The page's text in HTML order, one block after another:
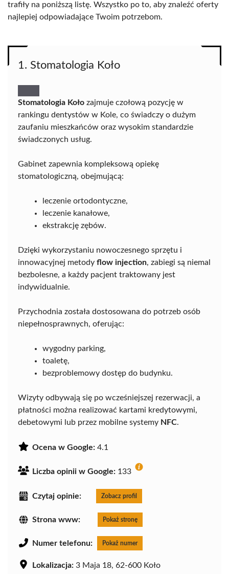
trafiły na poniższą listę. Wszystko po to, aby znaleźć oferty
najlepiej odpowiadające Twoim potrzebom.
1. Stomatologia Koło
Stomatologia Koło zajmuje czołową pozycję w
rankingu dentystów w Kole, co świadczy o dużym
zaufaniu mieszkańców oraz wysokim standardzie
świadczonych usług.
Gabinet zapewnia kompleksową opiekę
stomatologiczną, obejmującą:
leczenie ortodontyczne,
leczenie kanałowe,
ekstrakcję zębów.
Dzięki wykorzystaniu nowoczesnego sprzętu i
innowacyjnej metody flow injection, zabiegi są niemal
bezbolesne, a każdy pacjent traktowany jest
indywidualnie.
Przychodnia została dostosowana do potrzeb osób
niepełnosprawnych, oferując:
wygodny parking,
toaletę,
bezproblemowy dostęp do budynku.
Wizyty odbywają się po wcześniejszej rezerwacji, a
płatności można realizować kartami kredytowymi,
debetowymi lub przez mobilne systemy NFC.
Ocena w Google: 4.1
Liczba opinii w Google: 133
Czytaj opinie: Zobacz profil
Strona www: Pokaż stronę
Numer telefonu: Pokaż numer
Lokalizacja: 3 Maja 18, 62-600 Koło